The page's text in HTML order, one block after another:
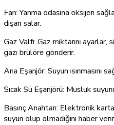
Fan: Yanma odasına oksijen
dışarı salar.
Gaz Valfı: Gaz miktarını
gazı brülöre gönderir.
Ana Eşanjör: Suyun ısınmasını
Sıcak Su Eşanjörü: Musluk
Basınç Anahtarı: Elektronik
suyun olup olmadığını haber